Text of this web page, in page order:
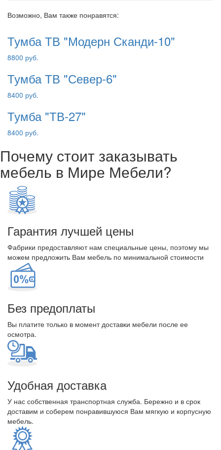
Возможно, Вам также понравятся:
Тумба ТВ "Модерн Сканди-10"
8800 руб.
Тумба ТВ "Север-6"
8400 руб.
Тумба "ТВ-27"
8400 руб.
Почему стоит заказывать
мебель в Мире Мебели?
Гарантия лучшей цены
Фабрики предоставляют нам специальные цены, поэтому мы
можем предложить Вам мебель по минимальной стоимости
Без предоплаты
Вы платите только в момент доставки мебели после ее
осмотра.
Удобная доставка
У нас собственная транспортная служба. Бережно и в срок
доставим и соберем понравившуюся Вам мягкую и корпусную
мебель.